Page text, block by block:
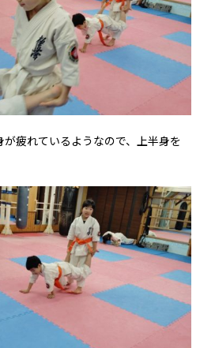
疲れているようなので、上半身を